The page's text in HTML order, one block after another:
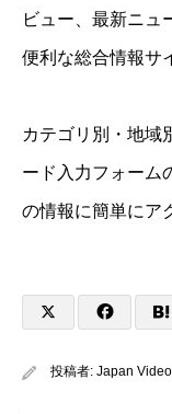
ビュー、最新ニュ
便利な総合情報サ
カテゴリ別・地域
ード入力フォーム
の情報に簡単にア
投稿者: Japan